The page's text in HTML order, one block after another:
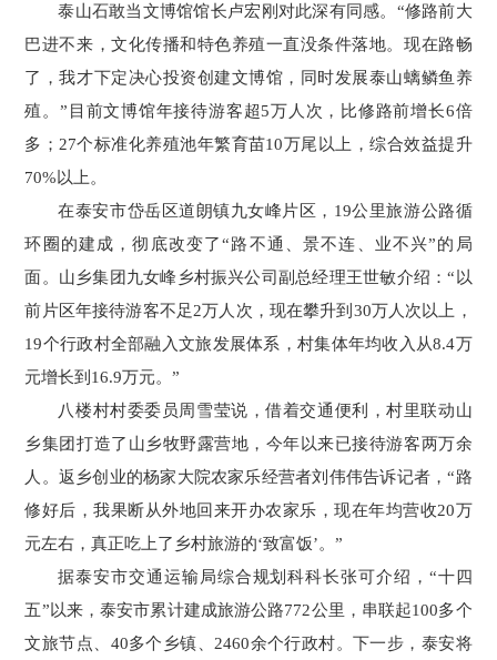
泰山石敢当文博馆馆长卢宏刚对此深有同感。“修路前大
巴进不来，文化传播和特色养殖一直没条件落地。现在路畅
了，我才下定决心投资创建文博馆，同时发展泰山螭鳞鱼养
殖。”目前文博馆年接待游客超5万人次，比修路前增长6倍
多；27个标准化养殖池年繁育苗10万尾以上，综合效益提升
70%以上。
在泰安市岱岳区道朗镇九女峰片区，19公里旅游公路循
环圈的建成，彻底改变了“路不通、景不连、业不兴”的局
面。山乡集团九女峰乡村振兴公司副总经理王世敏介绍：“以
前片区年接待游客不足2万人次，现在攀升到30万人次以上，
19个行政村全部融入文旅发展体系，村集体年均收入从8.4万
元增长到16.9万元。”
八楼村村委委员周雪莹说，借着交通便利，村里联动山
乡集团打造了山乡牧野露营地，今年以来已接待游客两万余
人。返乡创业的杨家大院农家乐经营者刘伟伟告诉记者，“路
修好后，我果断从外地回来开办农家乐，现在年均营收20万
元左右，真正吃上了乡村旅游的‘致富饭’。”
据泰安市交通运输局综合规划科科长张可介绍，“十四
五”以来，泰安市累计建成旅游公路772公里，串联起100多个
文旅节点、40多个乡镇、2460余个行政村。下一步，泰安将